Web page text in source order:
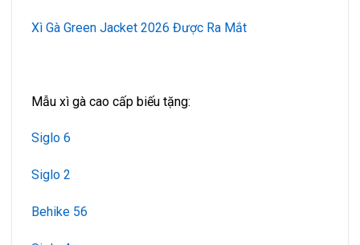
Xì Gà Green Jacket 2026 Được Ra Mắt
Mẫu xì gà cao cấp biếu tặng:
Siglo 6
Siglo 2
Behike 56